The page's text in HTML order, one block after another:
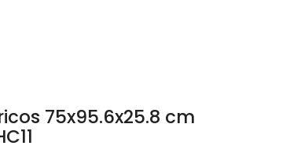
75x95.6x25.8 cm